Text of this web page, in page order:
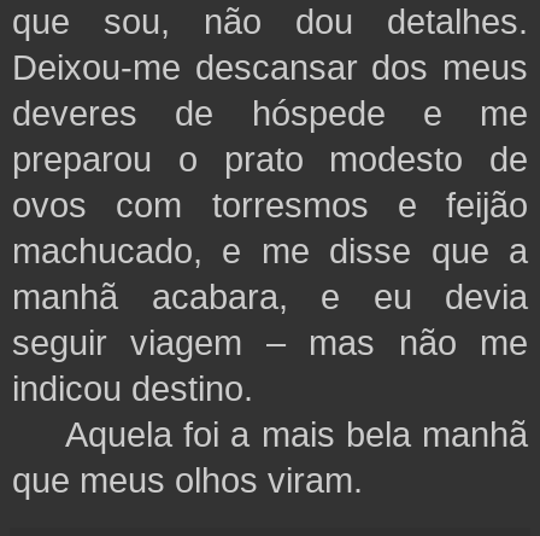
que sou, não dou detalhes.
Deixou-me descansar dos meus
deveres de hóspede e me
preparou o prato modesto de
ovos com torresmos e feijão
machucado, e me disse que a
manhã acabara, e eu devia
seguir viagem – mas não me
indicou destino.
Aquela foi a mais bela manhã
que meus olhos viram.